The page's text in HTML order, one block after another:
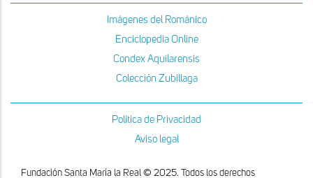
Imágenes del Románico
Enciclopedia Online
Condex Aquilarensis
Colección Zubillaga
Política de Privacidad
Aviso legal
Fundación Santa María la Real © 2025. Todos los derechos